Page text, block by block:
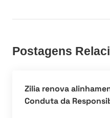
Postagens
Zilia renova
Conduta da